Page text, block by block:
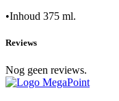
•Inhoud 375 ml.
Reviews
Nog geen reviews.